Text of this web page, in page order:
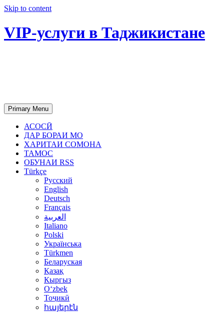
Skip to content
VIP-услуги в Таджикистане
Primary Menu
АСОСӢ
ДАР БОРАИ МО
ХАРИТАИ СОМОНА
ТАМОС
ОБУНАИ RSS
Türkçe
Русский
English
Deutsch
Français
العربية
Italiano
Polski
Українська
Türkmen
Беларуская
Қазақ
Кыргыз
Oʻzbek
Тоҷикӣ
հայերէն